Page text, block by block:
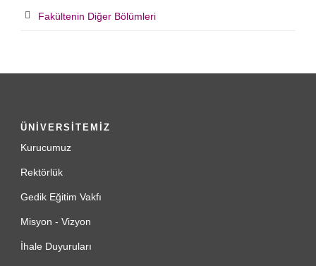
Fakültenin Diğer Bölümleri
ÜNİVERSİTEMİZ
Kurucumuz
Rektörlük
Gedik Eğitim Vakfı
Misyon - Vizyon
İhale Duyuruları